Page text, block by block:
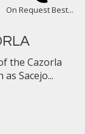
On Request Best...
the Cazorla
Sacejo...